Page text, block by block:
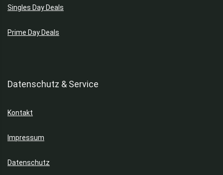
Singles Day Deals
Prime Day Deals
Datenschutz & Service
Kontakt
Impressum
Datenschutz